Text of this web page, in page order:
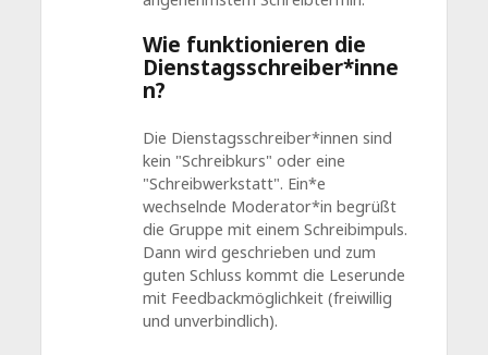
Wie funktionieren die
Dienstagsschreiber*inne
n?
Die Dienstagsschreiber*innen sind
kein "Schreibkurs" oder eine
"Schreibwerkstatt". Ein*e
wechselnde Moderator*in begrüßt
die Gruppe mit einem Schreibimpuls.
Dann wird geschrieben und zum
guten Schluss kommt die Leserunde
mit Feedbackmöglichkeit (freiwillig
und unverbindlich).